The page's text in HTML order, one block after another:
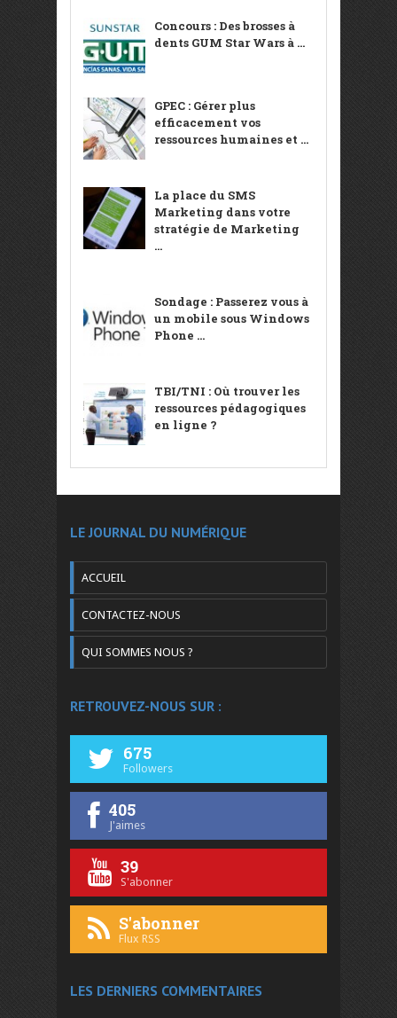
Concours : Des brosses à
dents GUM Star Wars à ...
GPEC : Gérer plus
efficacement vos
ressources humaines et ...
La place du SMS
Marketing dans votre
stratégie de Marketing
...
Sondage : Passerez vous à
un mobile sous Windows
Phone ...
TBI/TNI : Où trouver les
ressources pédagogiques
en ligne ?
LE JOURNAL DU NUMÉRIQUE
ACCUEIL
CONTACTEZ-NOUS
QUI SOMMES NOUS ?
RETROUVEZ-NOUS SUR :
675
Followers
405
J'aimes
39
S'abonner
S'abonner
Flux RSS
LES DERNIERS COMMENTAIRES